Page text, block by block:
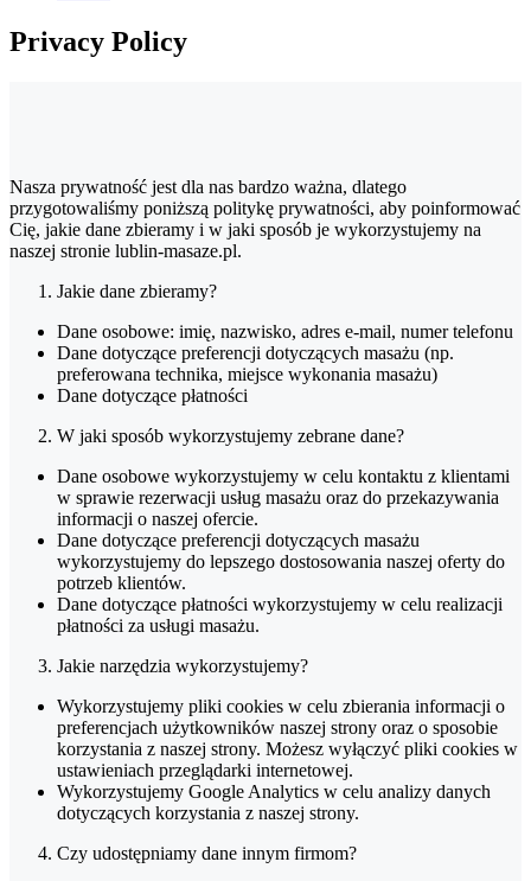
Privacy Policy
Nasza prywatność jest dla nas bardzo ważna, dlatego
przygotowaliśmy poniższą politykę prywatności, aby poinformować
Cię, jakie dane zbieramy i w jaki sposób je wykorzystujemy na
naszej stronie lublin-masaze.pl.
Jakie dane zbieramy?
Dane osobowe: imię, nazwisko, adres e-mail, numer telefonu
Dane dotyczące preferencji dotyczących masażu (np.
preferowana technika, miejsce wykonania masażu)
Dane dotyczące płatności
W jaki sposób wykorzystujemy zebrane dane?
Dane osobowe wykorzystujemy w celu kontaktu z klientami
w sprawie rezerwacji usług masażu oraz do przekazywania
informacji o naszej ofercie.
Dane dotyczące preferencji dotyczących masażu
wykorzystujemy do lepszego dostosowania naszej oferty do
potrzeb klientów.
Dane dotyczące płatności wykorzystujemy w celu realizacji
płatności za usługi masażu.
Jakie narzędzia wykorzystujemy?
Wykorzystujemy pliki cookies w celu zbierania informacji o
preferencjach użytkowników naszej strony oraz o sposobie
korzystania z naszej strony. Możesz wyłączyć pliki cookies w
ustawieniach przeglądarki internetowej.
Wykorzystujemy Google Analytics w celu analizy danych
dotyczących korzystania z naszej strony.
Czy udostępniamy dane innym firmom?